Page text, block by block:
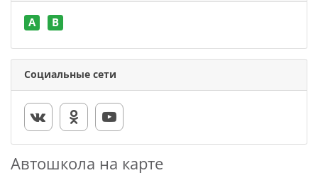
A B
Социальные сети
Автошкола на карте